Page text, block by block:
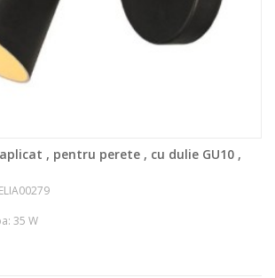
, pentru perete , cu dulie GU10 ,
35 W